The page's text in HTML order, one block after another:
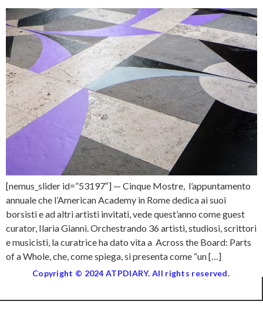
[nemus_slider id=”53197″] — Cinque Mostre, l’appuntamento
annuale che l’American Academy in Rome dedica ai suoi
borsisti e ad altri artisti invitati, vede quest’anno come guest
curator, Ilaria Gianni. Orchestrando 36 artisti, studiosi, scrittori
e musicisti, la curatrice ha dato vita a Across the Board: Parts
of a Whole, che, come spiega, si presenta come “un […]
Copyright © 2024 ATPDIARY. All rights reserved.